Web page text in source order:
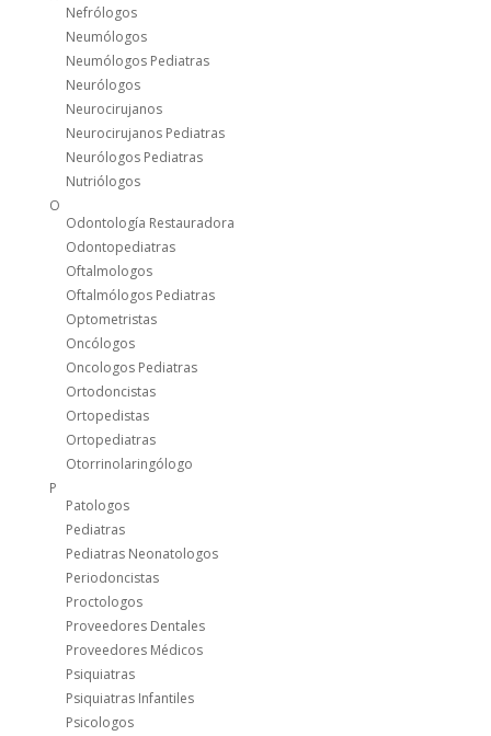
Nefrólogos
Neumólogos
Neumólogos Pediatras
Neurólogos
Neurocirujanos
Neurocirujanos Pediatras
Neurólogos Pediatras
Nutriólogos
O
Odontología Restauradora
Odontopediatras
Oftalmologos
Oftalmólogos Pediatras
Optometristas
Oncólogos
Oncologos Pediatras
Ortodoncistas
Ortopedistas
Ortopediatras
Otorrinolaringólogo
P
Patologos
Pediatras
Pediatras Neonatologos
Periodoncistas
Proctologos
Proveedores Dentales
Proveedores Médicos
Psiquiatras
Psiquiatras Infantiles
Psicologos